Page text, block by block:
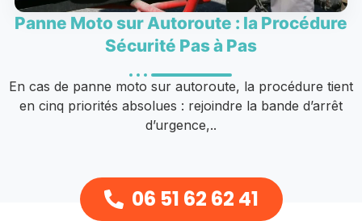
Panne Moto sur Autoroute : la Procédure
Sécurité Pas à Pas
En cas de panne moto sur autoroute, la procédure tient
en cinq priorités absolues : rejoindre la bande d’arrêt
d’urgence,..
06 51 62 62 41